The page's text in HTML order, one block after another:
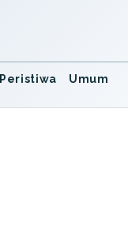
Peristiwa Umum